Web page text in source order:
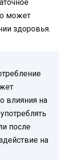
может
здоровья.
влияния на
после
на